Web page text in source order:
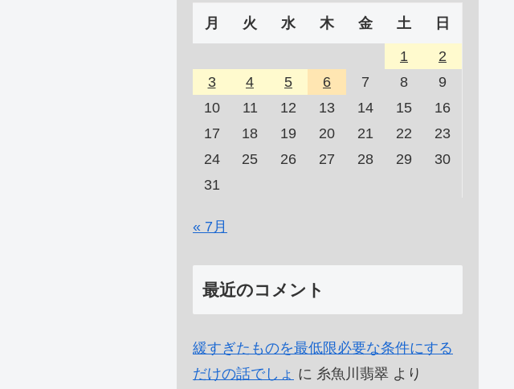
月 火 水 木 金 土 日
1
2
3
4 5 6 7 8
9
10
11 12 13 14 15
16
17
18 19 20 21 22
23
24
25 26 27 28 29
30
31
« 7月
最近のコメント
緩すぎたものを最低限必要な条件にする
だけの話でしょ に 糸魚川翡翠 より